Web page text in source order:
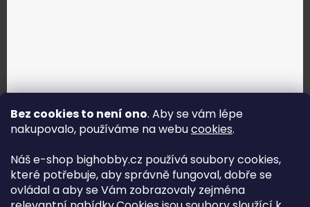
Bez cookies to není ono. Aby se vám lépe
nakupovalo, používáme na webucookies.
Náš e-shop bighobby.cz používá soubory cookies,
které potřebuje, aby správně fungoval, dobře se
ovládal a aby se Vám zobrazovaly zejména
Jak vybrat správné servo?
Najít správné servo